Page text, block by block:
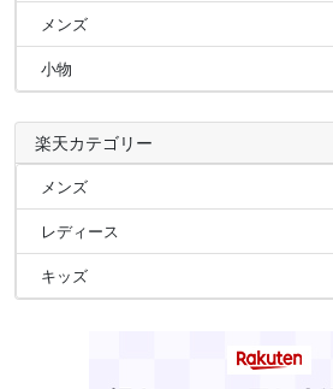
メンズ
小物
楽天カテゴリー
メンズ
レディース
キッズ